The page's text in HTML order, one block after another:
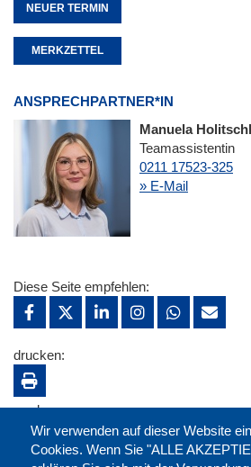
NEUER TERMIN
MERKZETTEL
ANSPRECHPARTNER*IN
Manuela
Teamassistentin
0211 17523-325
» E-Mail
Wir verwenden auf dieser Website
Cookies. Wenn Sie "ALLE
Diese Seite empfehlen:
drucken:
merken: